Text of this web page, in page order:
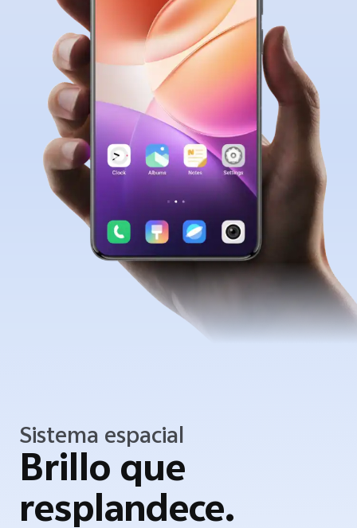
Sistema espacial
Brillo que
resplandece.